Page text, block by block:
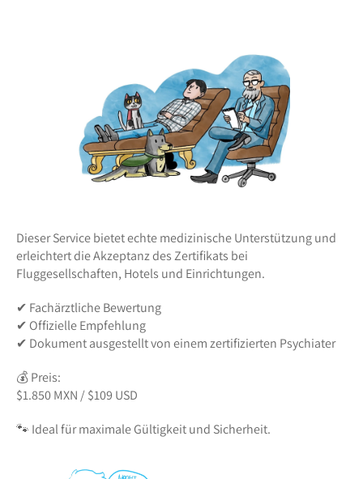
Dieser Service bietet echte medizinische Unterstützung und
erleichtert die Akzeptanz des Zertifikats bei
Fluggesellschaften, Hotels und Einrichtungen.
✔ Fachärztliche Bewertung
✔ Offizielle Empfehlung
✔ Dokument ausgestellt von einem zertifizierten Psychiater
💰 Preis:
$1.850 MXN / $109 USD
🐾 Ideal für maximale Gültigkeit und Sicherheit.